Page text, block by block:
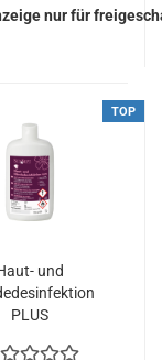
nur für
TOP
und
PLUS